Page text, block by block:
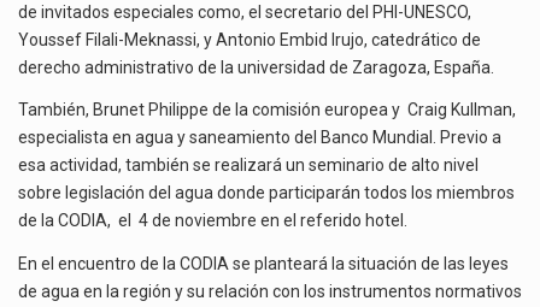
de invitados especiales como, el secretario del PHI-UNESCO,
Youssef Filali-Meknassi, y Antonio Embid Irujo, catedrático de
derecho administrativo de la universidad de Zaragoza, España.
También, Brunet Philippe de la comisión europea y Craig Kullman,
especialista en agua y saneamiento del Banco Mundial. Previo a
esa actividad, también se realizará un seminario de alto nivel
sobre legislación del agua donde participarán todos los miembros
de la CODIA, el 4 de noviembre en el referido hotel.
En el encuentro de la CODIA se planteará la situación de las leyes
de agua en la región y su relación con los instrumentos normativos